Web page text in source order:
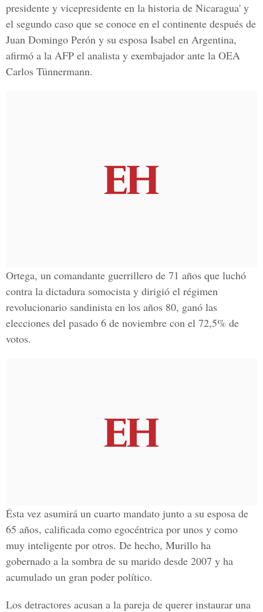
presidente y vicepresidente en la historia de Nicaragua' y
el segundo caso que se conoce en el continente después de
Juan Domingo Perón y su esposa Isabel en Argentina,
afirmó a la AFP el analista y exembajador ante la OEA
Carlos Tünnermann.
Ortega, un comandante guerrillero de 71 años que luchó
contra la dictadura somocista y dirigió el régimen
revolucionario sandinista en los años 80, ganó las
elecciones del pasado 6 de noviembre con el 72,5% de
votos.
Ésta vez asumirá un cuarto mandato junto a su esposa de
65 años, calificada como egocéntrica por unos y como
muy inteligente por otros. De hecho, Murillo ha
gobernado a la sombra de su marido desde 2007 y ha
acumulado un gran poder político.
Los detractores acusan a la pareja de querer instaurar una